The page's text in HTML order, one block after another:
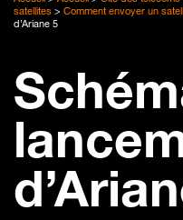
satellites > Comment envoyer un
d’Ariane 5